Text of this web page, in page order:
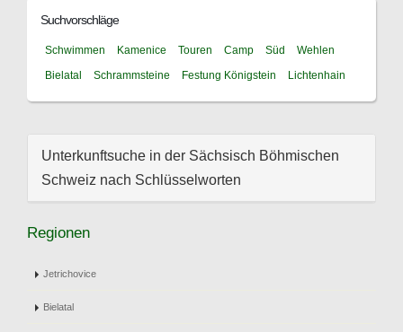
Suchvorschläge
Schwimmen Kamenice Touren Camp Süd
Wehlen
Bielatal
Schrammsteine Festung Königstein Lichtenhain
Unterkunftsuche in der Sächsisch Böhmischen
Schweiz nach Schlüsselworten
Regionen
Jetrichovice
Bielatal